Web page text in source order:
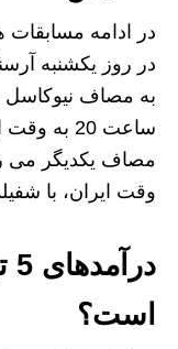
در ادامه‌ مسابقات
به مصاف
ساعت 20
وقت ایران، با
است؟